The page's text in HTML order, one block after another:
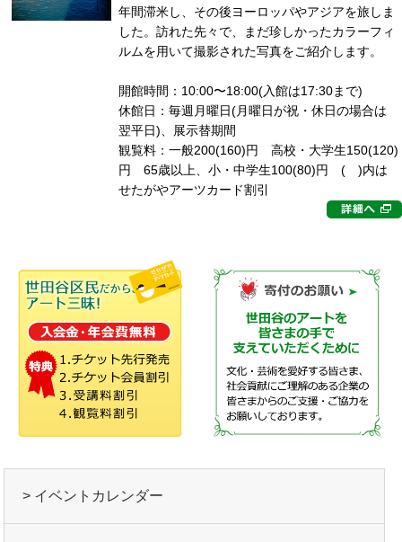
年間滞米し、その後ヨーロッパやアジアを旅しま
した。訪れた先々で、まだ珍しかったカラーフィ
ルムを用いて撮影された写真をご紹介します。
開館時間：10:00〜18:00(入館は17:30まで)
休館日：毎週月曜日(月曜日が祝・休日の場合は
翌平日)、展示替期間
観覧料：一般200(160)円 高校・大学生150(120)
円 65歳以上、小・中学生100(80)円 ( )内は
せたがやアーツカード割引
> イベントカレンダー